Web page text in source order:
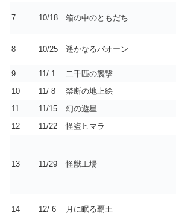
7 10/18 箱の中のともだち
8 10/25 遥かなるバオーン
9 11/ 1
二千匹の襲撃
10
11/ 8
禁断の地上絵
11
11/15
幻の遊星
12
11/22 怪盗ヒマラ
13 11/29 怪獣工場
14 12/ 6 月に眠る覇王